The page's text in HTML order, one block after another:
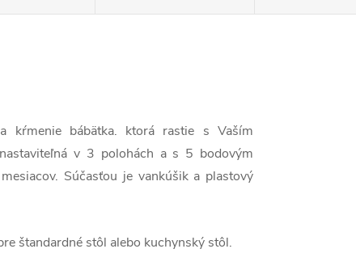
kŕmenie bábätka. ktorá rastie s Vaším
v 3 polohách a s 5 bodovým
Súčasťou je vankúšik a plastový
štandardné stôl alebo kuchynský stôl.